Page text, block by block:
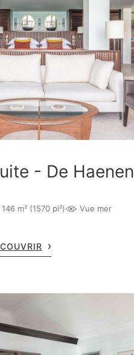
- De Haenen
146 m² (1570 pi²) Vue mer